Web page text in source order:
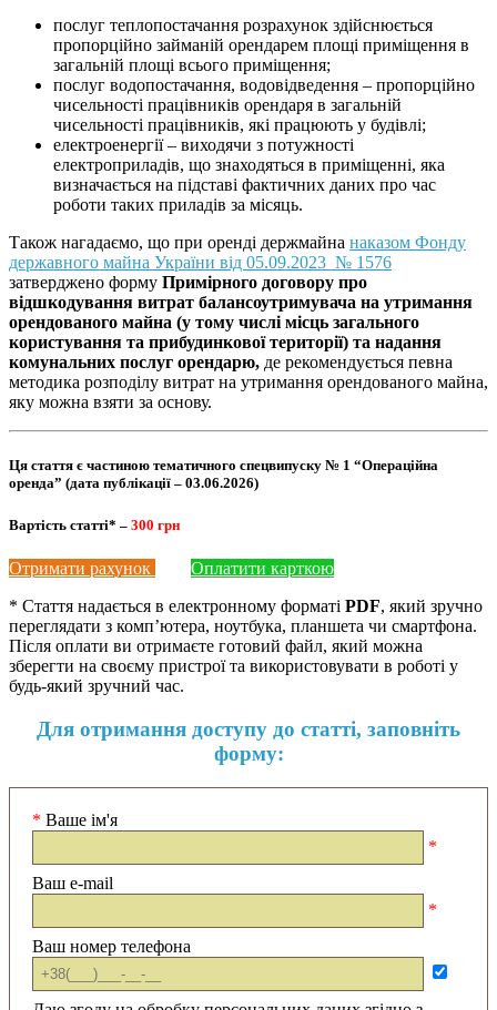
послуг теплопостачання розрахунок здійснюється
пропорційно займаній орендарем площі приміщення в
загальній площі всього приміщення;
послуг водопостачання, водовідведення – пропорційно
чисельності працівників орендаря в загальній
чисельності працівників, які працюють у будівлі;
електроенергії – виходячи з потужності
електроприладів, що знаходяться в приміщенні, яка
визначається на підставі фактичних даних про час
роботи таких приладів за місяць.
Також нагадаємо, що при оренді держмайна наказом Фонду
державного майна України від 05.09.2023 № 1576
затверджено форму Примірного договору про
відшкодування витрат балансоутримувача на утримання
орендованого майна (у тому числі місць загального
користування та прибудинкової території) та надання
комунальних послуг орендарю, де рекомендується певна
методика розподілу витрат на утримання орендованого майна,
яку можна взяти за основу.
Ця стаття є частиною тематичного спецвипуску № 1 “Операційна
оренда” (дата публікації – 03.06.2026)
Вартість статті* – 300 грн
Отримати рахунок
Оплатити карткою
* Стаття надається в електронному форматі PDF, який зручно
переглядати з комп’ютера, ноутбука, планшета чи смартфона.
Після оплати ви отримаєте готовий файл, який можна
зберегти на своєму пристрої та використовувати в роботі у
будь-який зручний час.
Для отримання доступу до статті, заповніть
форму:
* Ваше ім'я
*
Ваш e-mail
*
Ваш номер телефона